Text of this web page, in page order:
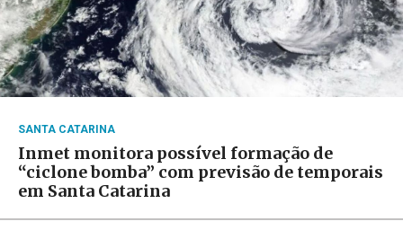
SANTA CATARINA
Inmet monitora possível formação de
“ciclone bomba” com previsão de temporais
em Santa Catarina